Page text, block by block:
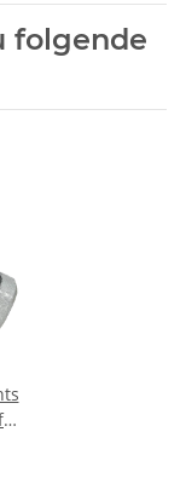
folgende